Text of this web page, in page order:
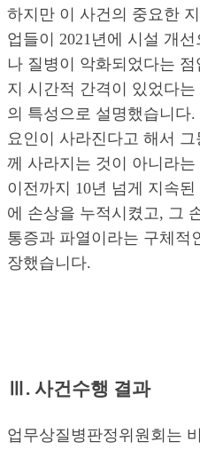
하지만 이 사건의 중요한
업들이 2021년에 시설 개
나 질병이 악화되었다는
지 시간적 간격이 있었다
의 특성으로 설명했습니다
요인이 사라진다고 해서
께 사라지는 것이 아니라
이전까지 10년 넘게 지속
에 손상을 누적시켰고, 그
통증과 파열이라는 구체적
장했습니다.
Ⅲ. 사건수행 결과
업무상질병판정위원회는